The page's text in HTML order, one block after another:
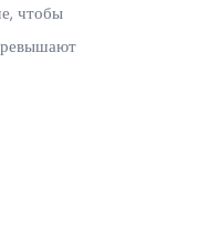
чтобы